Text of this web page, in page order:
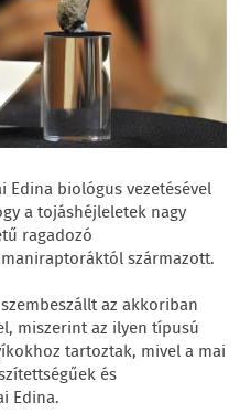
Edina biológus vezetésével
a tojáshéjleletek nagy
ragadozó
származott.
az akkoriban
miszerint az ilyen típusú
tartoztak, mivel a mai
és
Edina.